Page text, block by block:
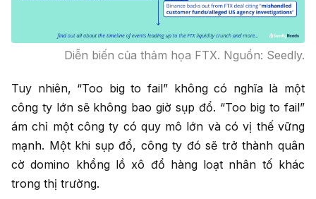
Diễn biến của thảm họa FTX. Nguồn: Seedly.
Tuy nhiên, “Too big to fail” không có nghĩa là một
công ty lớn sẽ không bao giờ sụp đổ. “Too big to fail”
ám chỉ một công ty có quy mô lớn và có vị thế vững
mạnh. Một khi sụp đổ, công ty đó sẽ trở thành quân
cờ domino khổng lồ xô đổ hàng loạt nhân tố khác
trong thị trường.